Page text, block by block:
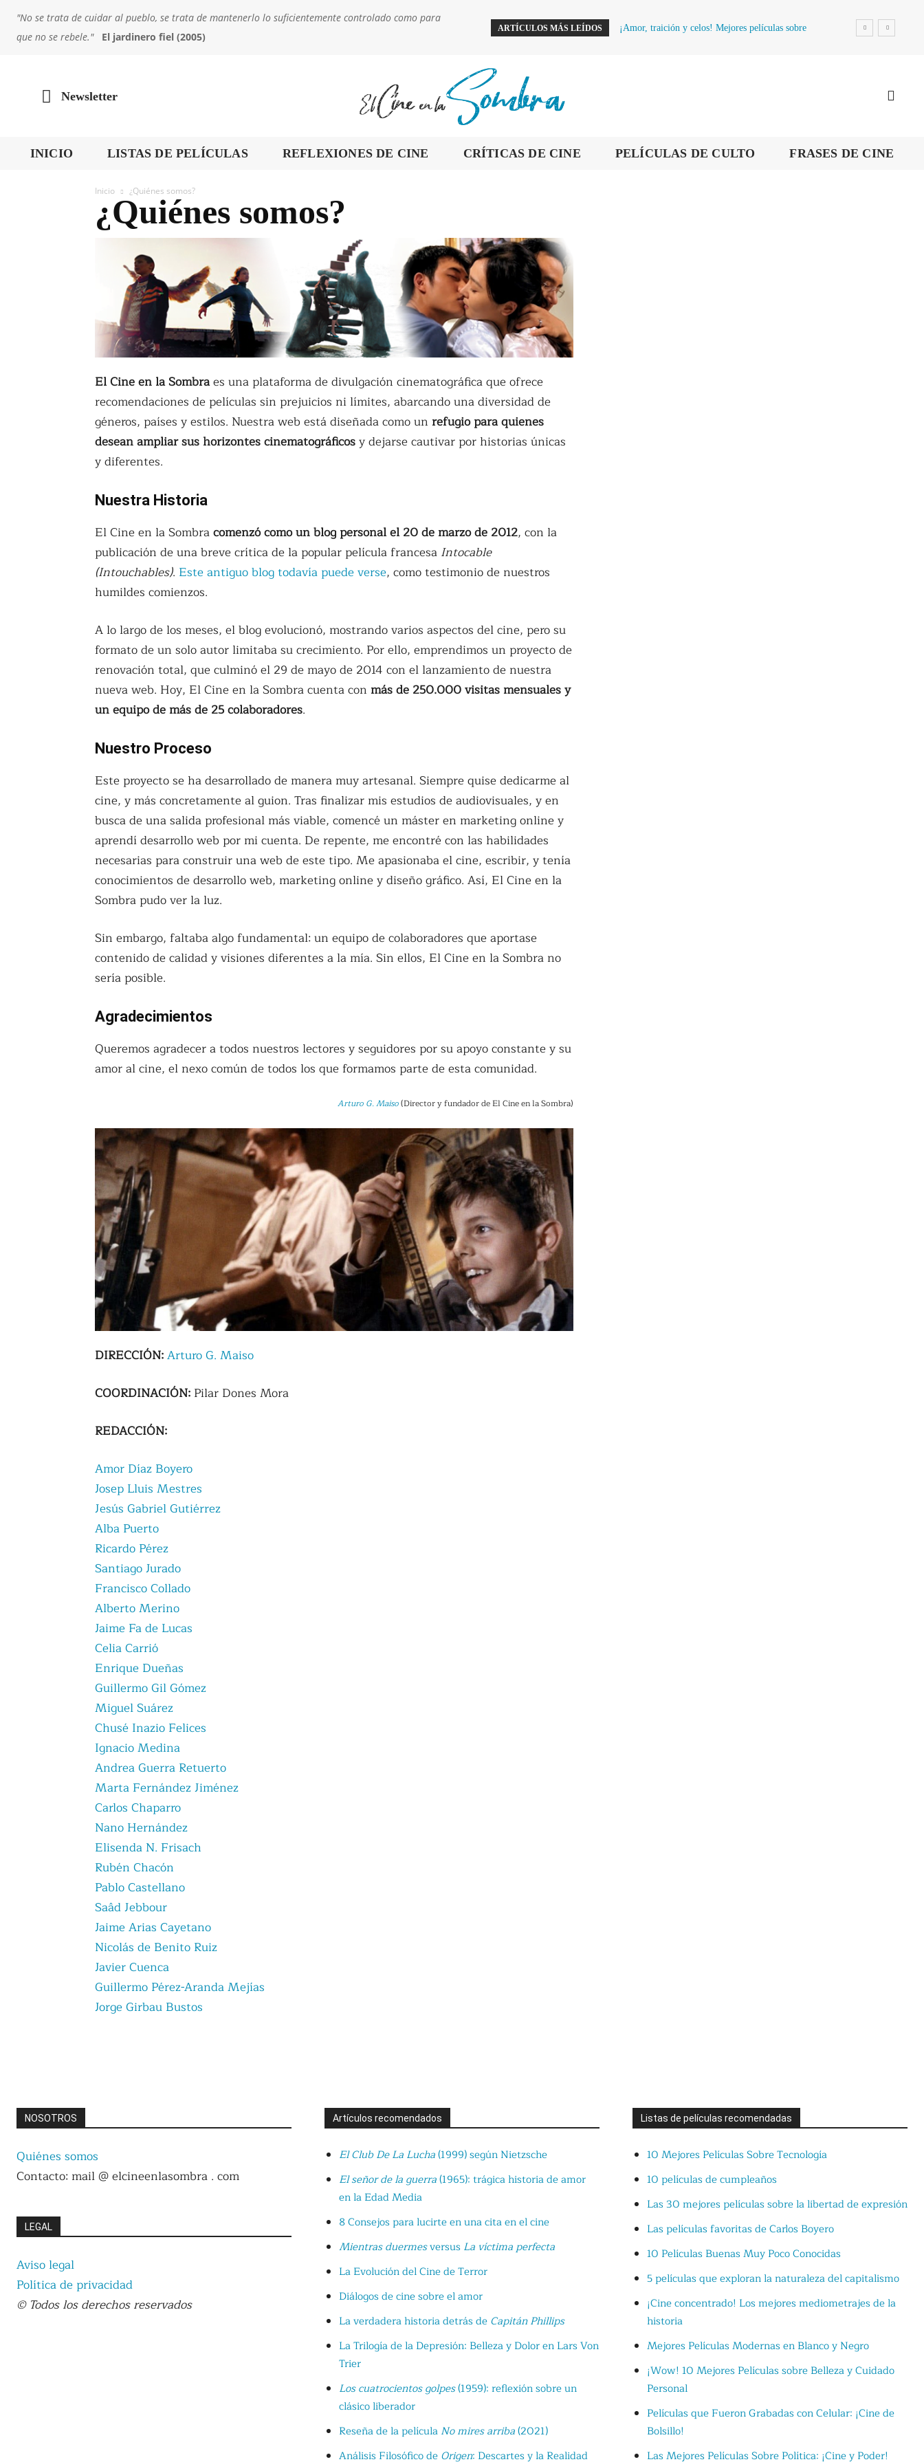
"No se trata de cuidar al pueblo, se trata de mantenerlo lo suficientemente controlado como para
que no se rebele."
El jardinero fiel (2005)
ARTÍCULOS MÁS LEÍDOS
¡Amor, traición y celos! Mejores películas sobre
Newsletter
INICIO LISTAS DE PELÍCULAS REFLEXIONES DE CINE CRÍTICAS DE CINE PELÍCULAS DE CULTO FRASES DE CINE
Inicio ¿Quiénes somos?
¿Quiénes somos?
El Cine en la Sombraes una plataforma de divulgación cinematográfica que ofrece
recomendaciones de películas sin prejuicios ni límites, abarcando una diversidad de
géneros, países y estilos. Nuestra web está diseñada como un refugio para quienes
desean ampliar sus horizontes cinematográficosy dejarse cautivar por historias únicas
y diferentes.
Nuestra Historia
El Cine en la Sombracomenzó como un blog personal el 20 de marzo de 2012, con la
publicación de una breve crítica de la popular película francesa Intocable
(Intouchables). Este antiguo blog todavía puede verse, como testimonio de nuestros
humildes comienzos.
A lo largo de los meses, el blog evolucionó, mostrando varios aspectos del cine, pero su
formato de un solo autor limitaba su crecimiento. Por ello, emprendimos un proyecto de
renovación total, que culminó el 29 de mayo de 2014 con el lanzamiento de nuestra
nueva web. Hoy, El Cine en la Sombra cuenta con más de 250.000 visitas mensuales y
un equipo de más de 25 colaboradores.
Nuestro Proceso
Este proyecto se ha desarrollado de manera muy artesanal. Siempre quise dedicarme al
cine, y más concretamente al guion. Tras finalizar mis estudios de audiovisuales, y en
busca de una salida profesional más viable, comencé un máster en marketing online y
aprendí desarrollo web por mi cuenta. De repente, me encontré con las habilidades
necesarias para construir una web de este tipo. Me apasionaba el cine, escribir, y tenía
conocimientos de desarrollo web, marketing online y diseño gráfico. Así, El Cine en la
Sombra pudo ver la luz.
Sin embargo, faltaba algo fundamental: un equipo de colaboradores que aportase
contenido de calidad y visiones diferentes a la mía. Sin ellos, El Cine en la Sombra no
sería posible.
Agradecimientos
Queremos agradecer a todos nuestros lectores y seguidores por su apoyo constante y su
amor al cine, el nexo común de todos los que formamos parte de esta comunidad.
Arturo G. Maiso(Director y fundador de El Cine en la Sombra)
DIRECCIÓN:Arturo G. Maiso
COORDINACIÓN: Pilar Dones Mora
REDACCIÓN:
Amor Díaz Boyero
Josep Lluis Mestres
Jesús Gabriel Gutiérrez
Alba Puerto
Ricardo Pérez
Santiago Jurado
Francisco Collado
Alberto Merino
Jaime Fa de Lucas
Celia Carrió
Enrique Dueñas
Guillermo Gil Gómez
Miguel Suárez
Chusé Inazio Felices
Ignacio Medina
Andrea Guerra Retuerto
Marta Fernández Jiménez
Carlos Chaparro
Nano Hernández
Elisenda N. Frisach
Rubén Chacón
Pablo Castellano
Saâd Jebbour
Jaime Arias Cayetano
Nicolás de Benito Ruiz
Javier Cuenca
Guillermo Pérez-Aranda Mejías
Jorge Girbau Bustos
NOSOTROS
Quiénes somos
Contacto: mail @ elcineenlasombra . com
LEGAL
Aviso legal
Política de privacidad
© Todos los derechos reservados
Artículos recomendados
El Club De La Lucha(1999) según Nietzsche
El señor de la guerra(1965): trágica historia de amor
en la Edad Media
8 Consejos para lucirte en una cita en el cine
Mientras duermesversus La víctima perfecta
La Evolución del Cine de Terror
Diálogos de cine sobre el amor
La verdadera historia detrás de Capitán Phillips
La Trilogía de la Depresión: Belleza y Dolor en Lars Von
Trier
Los cuatrocientos golpes(1959): reflexión sobre un
clásico liberador
Reseña de la película No mires arriba(2021)
Análisis Filosófico de Origen: Descartes y la Realidad
Listas de películas recomendadas
10 Mejores Películas Sobre Tecnología
10 películas de cumpleaños
Las 30 mejores películas sobre la libertad de expresión
Las películas favoritas de Carlos Boyero
10 Películas Buenas Muy Poco Conocidas
5 películas que exploran la naturaleza del capitalismo
¡Cine concentrado! Los mejores mediometrajes de la
historia
Mejores Películas Modernas en Blanco y Negro
¡Wow! 10 Mejores Películas sobre Belleza y Cuidado
Personal
Películas que Fueron Grabadas con Celular: ¡Cine de
Bolsillo!
Las Mejores Películas Sobre Política: ¡Cine y Poder!